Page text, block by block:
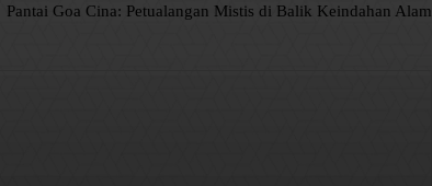
Pantai Goa Cina: Petualangan Mistis di Balik Keindahan Alam